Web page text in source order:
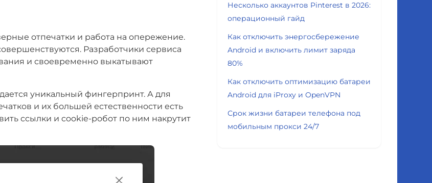
отпечатки и работа на опережение.
Разработчики сервиса
и своевременно выкатывают
уникальный фингерпринт. А для
и их большей естественности есть
ссылки и cookie-робот по ним накрутит
Несколько аккаунтов Pinterest в 2026:
операционный гайд
Как отключить энергосбережение
Android и включить лимит заряда
80%
Как отключить оптимизацию батареи
Android для iProxy и OpenVPN
Срок жизни батареи телефона под
мобильным прокси 24/7